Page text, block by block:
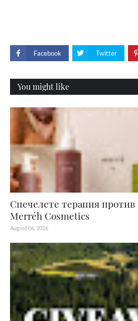
Facebook Twitter
You might like
Спечелете терапия против
Merréh Cosmetics
August 06, 2026